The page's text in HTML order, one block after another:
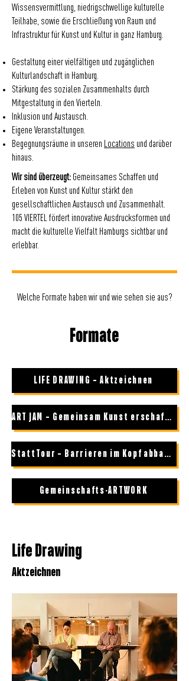
Wissensvermittlung, niedrigschwellige kulturelle
Teilhabe, sowie die Erschließung von Raum und
Infrastruktur für Kunst und Kultur in ganz Hamburg.
Gestaltung einer vielfältigen und zugänglichen
Kulturlandschaft in Hamburg.
Stärkung des sozialen Zusammenhalts durch
Mitgestaltung in den Vierteln.
Inklusion und Austausch.
Eigene Veranstaltungen.
Begegnungsräume in unseren Locations und darüber
hinaus.
Wir sind überzeugt: Gemeinsames Schaffen und
Erleben von Kunst und Kultur stärkt den
gesellschaftlichen Austausch und Zusammenhalt.
105 VIERTEL fördert innovative Ausdrucksformen und
macht die kulturelle Vielfalt Hamburgs sichtbar und
erlebbar.
Welche Formate haben wir und wie sehen sie aus?
Formate
LIFE DRAWING – Aktzeichnen
ART JAM – Gemeinsam Kunst erschaffen
StattTour – Barrieren im Kopf abbauen
Gemeinschafts-ARTWORK
Life Drawing
Aktzeichnen